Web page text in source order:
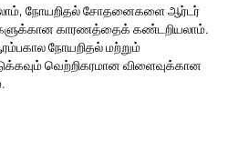
நோயறிதல் சோதனைகளை ஆர்டர்
காரணத்தைக் கண்டறியலாம்.
நோயறிதல் மற்றும்
வெற்றிகரமான விளைவுக்கான